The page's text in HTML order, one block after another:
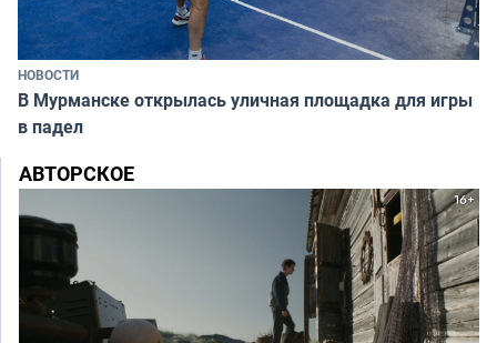
НОВОСТИ
В Мурманске открылась уличная площадка для игры
в падел
АВТОРСКОЕ